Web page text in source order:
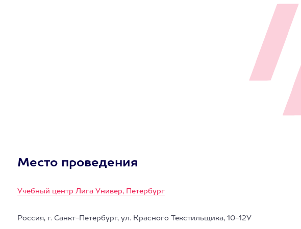
Место проведения
Учебный центр Лига Универ, Петербург
Россия, г. Санкт-Петербург, ул. Красного Текстильщика, 10-12У